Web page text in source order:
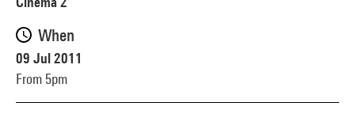
When
09 Jul 2011
From 5pm